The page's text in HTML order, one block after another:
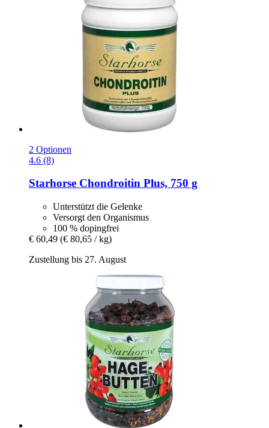
2 Optionen
4.6 (8)
Starhorse Chondroitin Plus, 750 g
Unterstützt die Gelenke
Versorgt den Organismus
100 % dopingfrei
€ 60,49 (€ 80,65 / kg)
Zustellung bis 27. August